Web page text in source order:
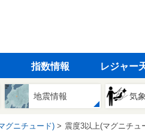
指数情報 レジャー
地震情報 気
グニチュード) 震度3以上(マグニチュ